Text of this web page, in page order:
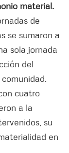
material.
de
se sumaron a
sola jornada
del
cuatro
a la
su
en